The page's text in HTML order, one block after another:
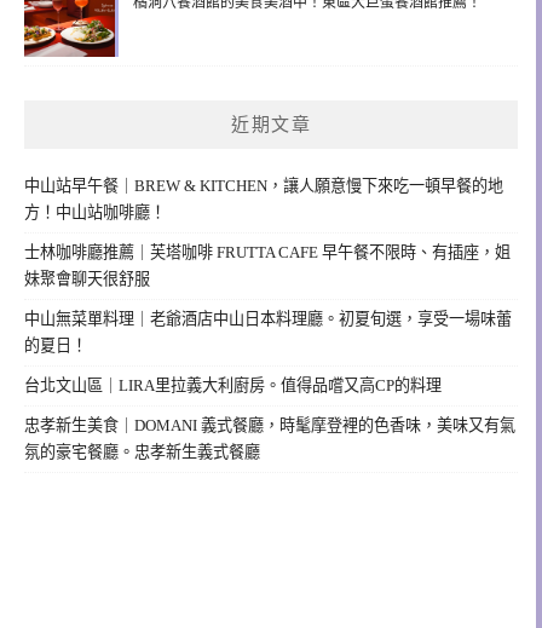
近期文章
中山站早午餐｜BREW & KITCHEN，讓人願意慢下來吃一頓早餐的地
方！中山站咖啡廳！
士林咖啡廳推薦｜芙塔咖啡 FRUTTA CAFE 早午餐不限時、有插座，姐
妹聚會聊天很舒服
中山無菜單料理｜老爺酒店中山日本料理廳。初夏旬選，享受一場味蕾
的夏日！
台北文山區｜LIRA里拉義大利廚房。值得品嚐又高CP的料理
忠孝新生美食｜DOMANI 義式餐廳，時髦摩登裡的色香味，美味又有氣
氛的豪宅餐廳。忠孝新生義式餐廳